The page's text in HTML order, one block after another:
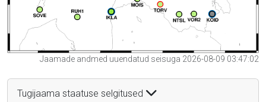
Jaamade andmed uuendatud seisuga 2026-08-09 03:47:02
Tugijaama staatuse selgitused